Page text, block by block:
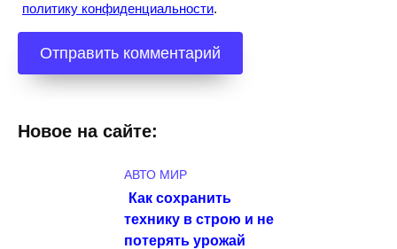
политику конфиденциальности.
Новое на сайте:
АВТО МИР
Как сохранить
технику в строю и не
потерять урожай